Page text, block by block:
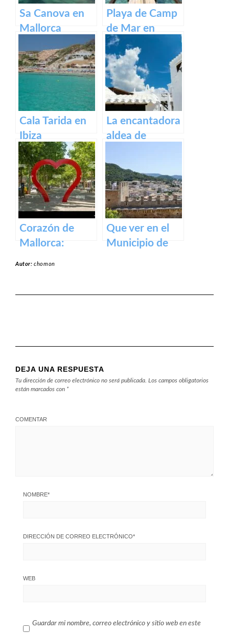
Sa Canova en
Mallorca
Playa de Camp
de Mar en
Mallorca
Cala Tarida en
Ibiza
La encantadora
aldea de
isla de Menorca
Corazón de
Mallorca:
Que ver en el
Municipio de
Autor:chomon
DEJA UNA RESPUESTA
Tu dirección de correo electrónico no será publicada. Los campos obligatorios
están marcados con *
COMENTAR
NOMBRE*
DIRECCIÓN DE CORREO ELECTRÓNICO*
WEB
Guardar mi nombre, correo electrónico y sitio web en este